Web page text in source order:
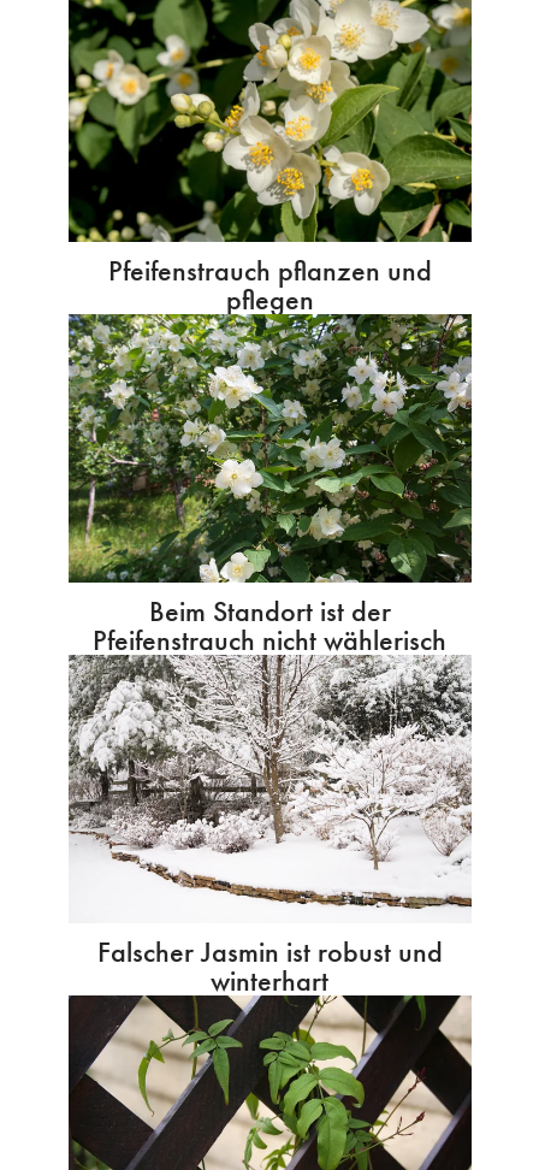
Pfeifenstrauch pflanzen und
pflegen
Beim Standort ist der
Pfeifenstrauch nicht wählerisch
Falscher Jasmin ist robust und
winterhart